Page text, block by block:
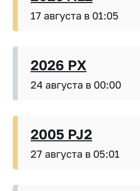
17 августа в 01:05
2026 PX
24 августа в 00:00
2005 PJ2
27 августа в 05:01